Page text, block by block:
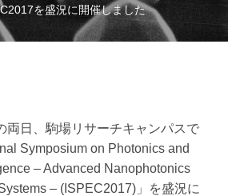
を盛況に開催しました
両日、駒場リサーチキャンパスで
Symposium on Photonics and
– Advanced Nanophotonics
– (ISPEC2017)」を盛況に